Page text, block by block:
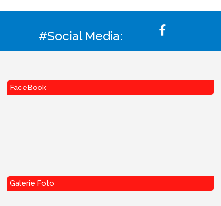
#Social Media:
FaceBook
Galerie Foto